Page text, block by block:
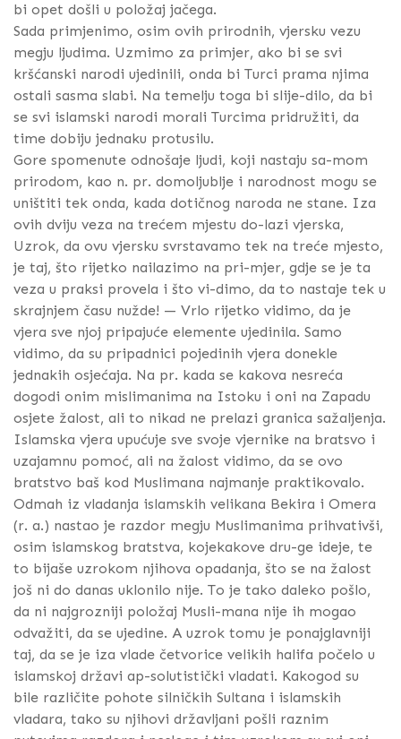
bi opet došli u položaj jačega.
Sada primjenimo, osim ovih prirodnih, vjersku vezu
megju ljudima. Uzmimo za primjer, ako bi se svi
kršćanski narodi ujedinili, onda bi Turci prama njima
ostali sasma slabi. Na temelju toga bi slije-dilo, da bi
se svi islamski narodi morali Turcima pridružiti, da
time dobiju jednaku protusilu.
Gore spomenute odnošaje ljudi, koji nastaju sa-mom
prirodom, kao n. pr. domoljublje i narodnost mogu se
uništiti tek onda, kada dotičnog naroda ne stane. Iza
ovih dviju veza na trećem mjestu do-lazi vjerska,
Uzrok, da ovu vjersku svrstavamo tek na treće mjesto,
je taj, što rijetko nailazimo na pri-mjer, gdje se je ta
veza u praksi provela i što vi-dimo, da to nastaje tek u
skrajnjem času nužde! — Vrlo rijetko vidimo, da je
vjera sve njoj pripajuće elemente ujedinila. Samo
vidimo, da su pripadnici pojedinih vjera donekle
jednakih osjećaja. Na pr. kada se kakova nesreća
dogodi onim mislimanima na Istoku i oni na Zapadu
osjete žalost, ali to nikad ne prelazi granica sažaljenja.
Islamska vjera upućuje sve svoje vjernike na bratsvo i
uzajamnu pomoć, ali na žalost vidimo, da se ovo
bratstvo baš kod Muslimana najmanje praktikovalo.
Odmah iz vladanja islamskih velikana Bekira i Omera
(r. a.) nastao je razdor megju Muslimanima prihvativši,
osim islamskog bratstva, kojekakove dru-ge ideje, te
to bijaše uzrokom njihova opadanja, što se na žalost
još ni do danas uklonilo nije. To je tako daleko pošlo,
da ni najgrozniji položaj Musli-mana nije ih mogao
odvažiti, da se ujedine. A uzrok tomu je ponajglavniji
taj, da se je iza vlade četvorice velikih halifa počelo u
islamskoj državi ap-solutistički vladati. Kakogod su
bile različite pohote silničkih Sultana i islamskih
vladara, tako su njihovi državljani pošli raznim